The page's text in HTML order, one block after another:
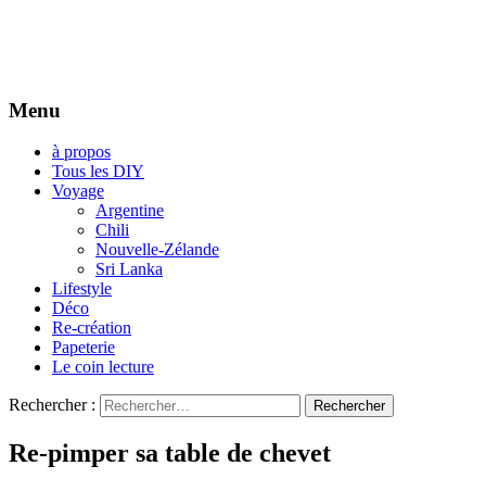
Menu
à propos
Tous les DIY
Voyage
Argentine
Chili
Nouvelle-Zélande
Sri Lanka
Lifestyle
Déco
Re-création
Papeterie
Le coin lecture
Rechercher :
Re-pimper sa table de chevet